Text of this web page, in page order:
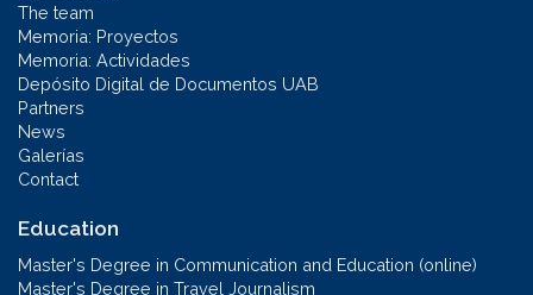
The team
Memoria: Proyectos
Memoria: Actividades
Depósito Digital de Documentos UAB
Partners
News
Galerías
Contact
Education
Master's Degree in Communication and Education (online)
Master's Degree in Travel Journalism